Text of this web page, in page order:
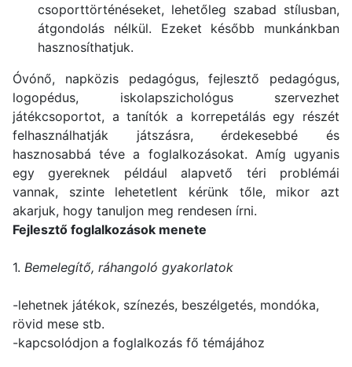
csoporttörténéseket, lehetőleg szabad stílusban,
átgondolás nélkül. Ezeket később munkánkban
hasznosíthatjuk.
Óvónő, napközis pedagógus, fejlesztő pedagógus,
logopédus, iskolapszichológus szervezhet
játékcsoportot, a tanítók a korrepetálás egy részét
felhasználhatják játszásra, érdekesebbé és
hasznosabbá téve a foglalkozásokat. Amíg ugyanis
egy gyereknek például alapvető téri problémái
vannak, szinte lehetetlent kérünk tőle, mikor azt
akarjuk, hogy tanuljon meg rendesen írni.
Fejlesztő foglalkozások menete
1. Bemelegítő, ráhangoló gyakorlatok
-lehetnek játékok, színezés, beszélgetés, mondóka,
rövid mese stb.
-kapcsolódjon a foglalkozás fő témájához